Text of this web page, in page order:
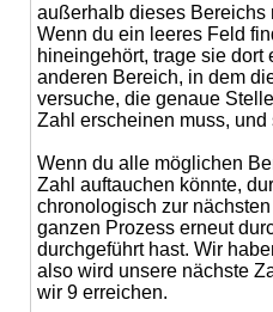
außerhalb dieses Bereichs
Wenn du ein leeres Feld
hineingehört, trage sie
anderen Bereich, in dem
versuche, die genaue
Zahl erscheinen muss, und
Wenn du alle möglichen
Zahl auftauchen könnte,
chronologisch zur
ganzen Prozess erneut
durchgeführt hast. Wir
also wird unsere nächste
wir 9 erreichen.